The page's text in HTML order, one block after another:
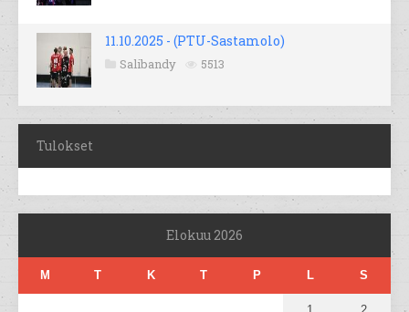
11.10.2025 - (PTU-Sastamolo)
Salibandy 5513
Tulokset
Elokuu 2026
M T K T P L S